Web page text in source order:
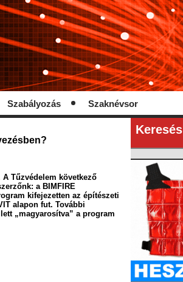
Szabályozás Szaknévsor
Tűzvédelem következő
a BIMFIRE
kifejezetten az építészeti
alapon fut. További
„magyarosítva” a program
Keresés